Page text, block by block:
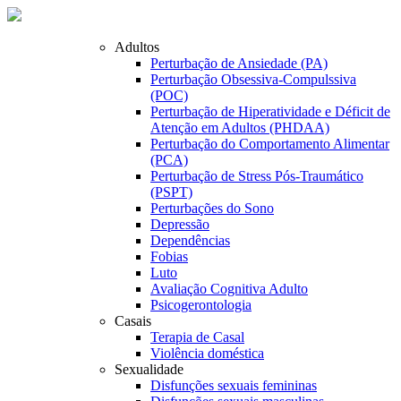
Adultos
Perturbação de Ansiedade (PA)
Perturbação Obsessiva-Compulssiva
(POC)
Perturbação de Hiperatividade e Déficit de
Atenção em Adultos (PHDAA)
Perturbação do Comportamento Alimentar
(PCA)
Perturbação de Stress Pós-Traumático
(PSPT)
Perturbações do Sono
Depressão
Dependências
Fobias
Luto
Avaliação Cognitiva Adulto
Psicogerontologia
Casais
Terapia de Casal
Violência doméstica
Sexualidade
Disfunções sexuais femininas